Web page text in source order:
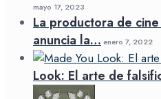
mayo 17, 2023
La productora de
anuncia la… enero 7, 2022
Look: El arte de